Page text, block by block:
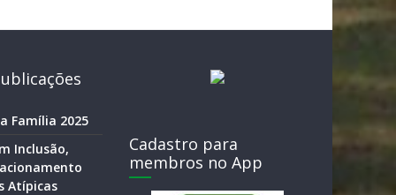
Família 2025
Inclusão,
Atípicas
Cadastro para
membros no App